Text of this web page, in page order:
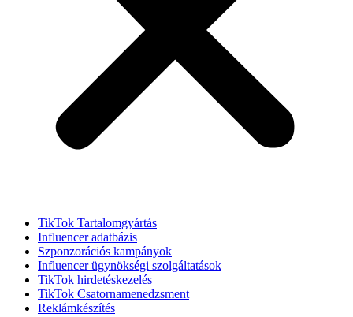
TikTok Tartalomgyártás
Influencer adatbázis
Szponzorációs kampányok
Influencer ügynökségi szolgáltatások
TikTok hirdetéskezelés
TikTok Csatornamenedzsment
Reklámkészítés